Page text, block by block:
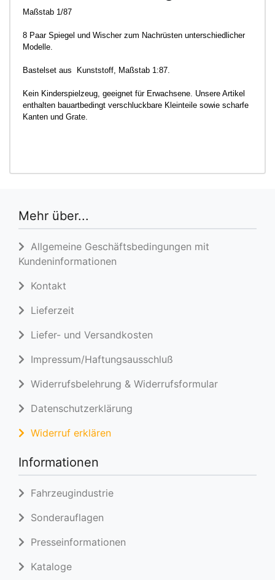
Maßstab 1/87
8 Paar Spiegel und Wischer zum Nachrüsten unterschiedlicher
Modelle.
Bastelset aus Kunststoff, Maßstab 1:87.
Kein Kinderspielzeug, geeignet für Erwachsene. Unsere Artikel
enthalten bauartbedingt verschluckbare Kleinteile sowie scharfe
Kanten und Grate.
Mehr über...
Allgemeine Geschäftsbedingungen mit
Kundeninformationen
Kontakt
Lieferzeit
Liefer- und Versandkosten
Impressum/Haftungsausschluß
Widerrufsbelehrung & Widerrufsformular
Datenschutzerklärung
Widerruf erklären
Informationen
Fahrzeugindustrie
Sonderauflagen
Presseinformationen
Kataloge